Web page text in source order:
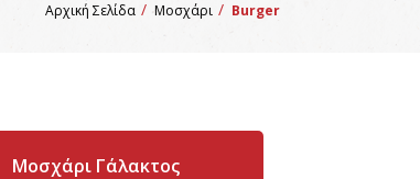
Αρχική Σελίδα Μοσχάρι Burger
Μοσχάρι Γάλακτος